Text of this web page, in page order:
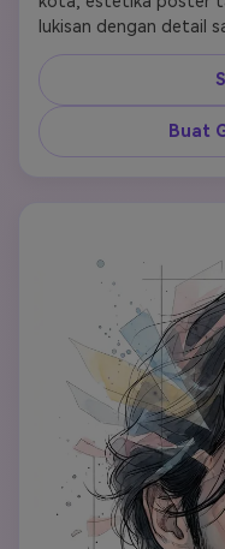
lukisan dengan detail
namun dramatis,
hangat (emas,
dengan awan
komposisi poster
halus, fitur wajah
romantis
Buat